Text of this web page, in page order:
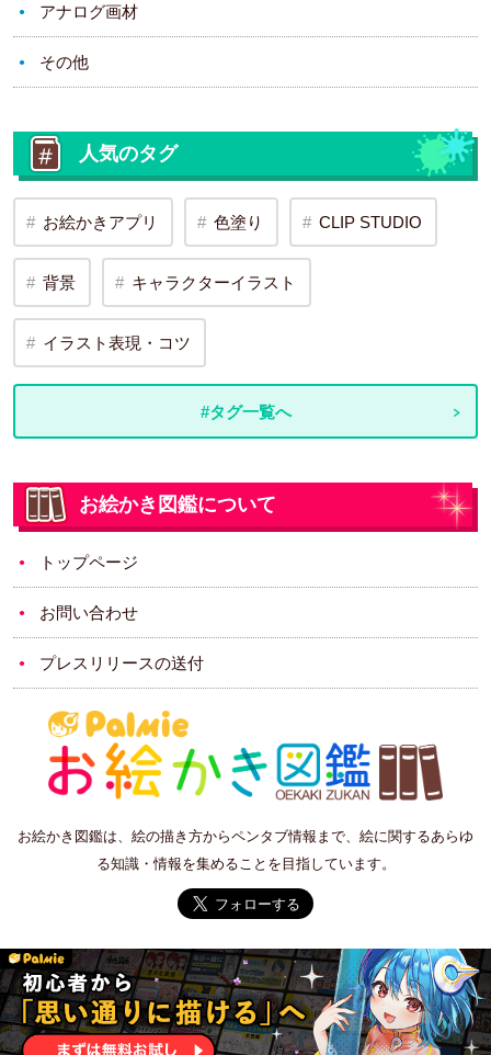
アナログ画材
その他
人気のタグ
お絵かきアプリ 色塗り CLIP STUDIO
背景 キャラクターイラスト
イラスト表現・コツ
#タグ一覧へ
お絵かき図鑑について
トップページ
お問い合わせ
プレスリリースの送付
お絵かき図鑑は、絵の描き方からペンタブ情報まで、絵に関するあらゆ
る知識・情報を集めることを目指しています。